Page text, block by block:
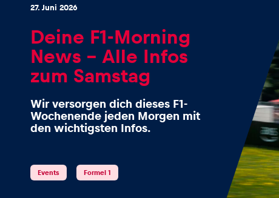
Alle anzeigen
27. Juni 2026
Deine F1-Morning
News – Alle Infos
zum Samstag
Wir versorgen dich dieses F1-
Wochenende jeden Morgen mit
den wichtigsten Infos.
Events Formel 1